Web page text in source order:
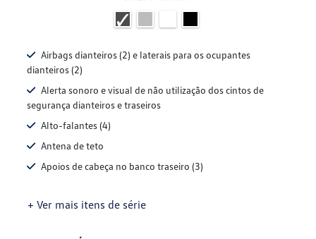
Airbags dianteiros (2) e laterais para os ocupantes
dianteiros (2)
Alerta sonoro e visual de não utilização dos cintos de
segurança dianteiros e traseiros
Alto-falantes (4)
Antena de teto
Apoios de cabeça no banco traseiro (3)
+ Ver mais itens de série